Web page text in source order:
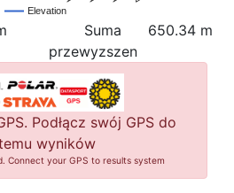
Elevation
Suma
przewyzszen
650.34 m
Podłącz swój GPS do
wyników
Connect your GPS to results system